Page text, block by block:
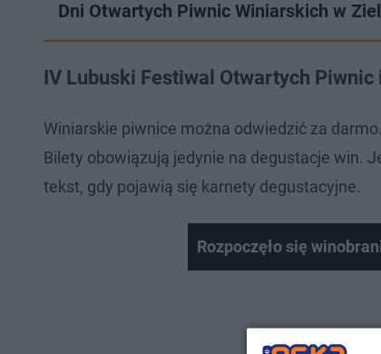
Dni Otwartych Piwnic Winiarskich w
IV Lubuski Festiwal Otwartych
Winiarskie piwnice można odwiedzić za
Bilety obowiązują jedynie na degustacje win.
tekst, gdy pojawią się karnety degustacyjne.
Rozpoczęło się